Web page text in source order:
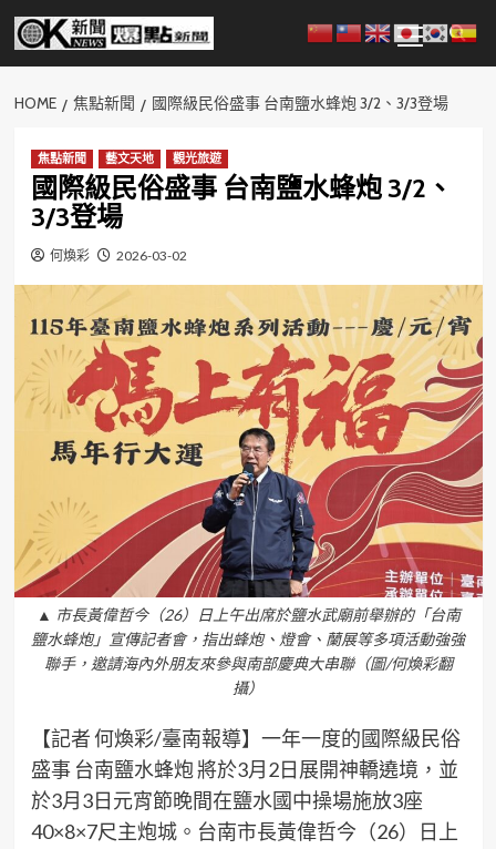
Skip
content
Menu
HOME 焦點新聞 國際級民俗盛事 台南鹽水蜂炮 3/2、3/3登場
焦點新聞 藝文天地 觀光旅遊
國際級民俗盛事 台南鹽水蜂炮 3/2、
3/3登場
何煥彩 2026-03-02
▲ 市長黃偉哲今（26）日上午出席於鹽水武廟前舉辦的「台南
鹽水蜂炮」宣傳記者會，指出蜂炮、燈會、蘭展等多項活動強強
聯手，邀請海內外朋友來參與南部慶典大串聯（圖/何煥彩翻
攝）
【記者 何煥彩/臺南報導】一年一度的國際級民俗
盛事 台南鹽水蜂炮 將於3月2日展開神轎遶境，並
於3月3日元宵節晚間在鹽水國中操場施放3座
40×8×7尺主炮城。台南市長黃偉哲今（26）日上